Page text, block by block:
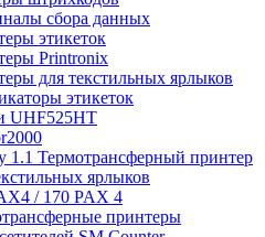
сбора данных
этикеток
Printronix
для текстильных ярлыков
этикеток
UHF525HT
1.1 Термотрансферный принтер
ярлыков
/ 170 PAX 4
принтеры